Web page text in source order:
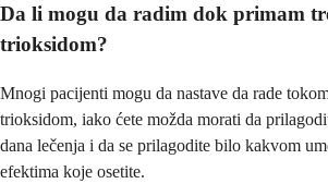
Da li mogu da radim dok primam
trioksidom?
Mnogi pacijenti mogu da nastave da rade
trioksidom, iako ćete možda morati da
dana lečenja i da se prilagodite bilo kakvom
efektima koje osetite.